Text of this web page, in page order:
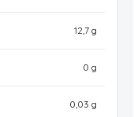
12,7 g
0 g
0,03 g